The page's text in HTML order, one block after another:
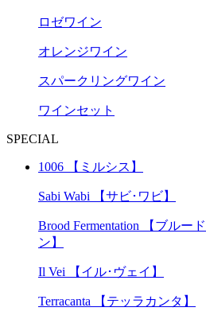
ロゼワイン
オレンジワイン
スパークリングワイン
ワインセット
SPECIAL
1006 【ミルシス】
Sabi Wabi 【サビ･ワビ】
Brood Fermentation 【ブルー
ン】
Il Vei 【イル･ヴェイ】
Terracanta 【テッラカンタ】